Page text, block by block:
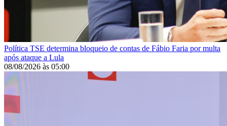
Política TSE determina bloqueio de contas de Fábio Faria por multa
após ataque a Lula
08/08/2026 às 05:00